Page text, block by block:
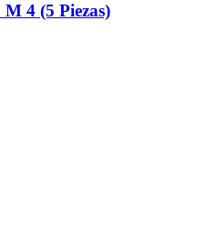
4 (5 Piezas)